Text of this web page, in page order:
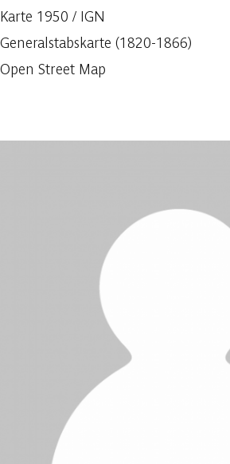
Karte 1950 / IGN
Generalstabskarte (1820-1866)
Open Street Map